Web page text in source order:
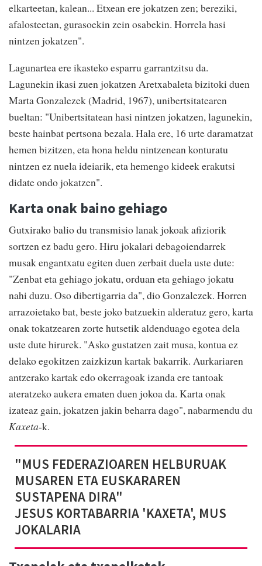
elkarteetan, kalean... Etxean ere jokatzen zen; bereziki,
afalosteetan, gurasoekin zein osabekin. Horrela hasi
nintzen jokatzen".
Lagunartea ere ikasteko esparru garrantzitsu da.
Lagunekin ikasi zuen jokatzen Aretxabaleta bizitoki duen
Marta Gonzalezek (Madrid, 1967), unibertsitatearen
bueltan: "Unibertsitatean hasi nintzen jokatzen, lagunekin,
beste hainbat pertsona bezala. Hala ere, 16 urte daramatzat
hemen bizitzen, eta hona heldu nintzenean konturatu
nintzen ez nuela ideiarik, eta hemengo kideek erakutsi
didate ondo jokatzen".
Karta onak baino gehiago
Gutxirako balio du transmisio lanak jokoak afiziorik
sortzen ez badu gero. Hiru jokalari debagoiendarrek
musak engantxatu egiten duen zerbait duela uste dute:
"Zenbat eta gehiago jokatu, orduan eta gehiago jokatu
nahi duzu. Oso dibertigarria da", dio Gonzalezek. Horren
arrazoietako bat, beste joko batzuekin alderatuz gero, karta
onak tokatzearen zorte hutsetik aldenduago egotea dela
uste dute hirurek. "Asko gustatzen zait musa, kontua ez
delako egokitzen zaizkizun kartak bakarrik. Aurkariaren
antzerako kartak edo okerragoak izanda ere tantoak
ateratzeko aukera ematen duen jokoa da. Karta onak
izateaz gain, jokatzen jakin beharra dago", nabarmendu du
Kaxeta-k.
"MUS FEDERAZIOAREN HELBURUAK
MUSAREN ETA EUSKARAREN
SUSTAPENA DIRA"
JESUS KORTABARRIA 'KAXETA', MUS
JOKALARIA